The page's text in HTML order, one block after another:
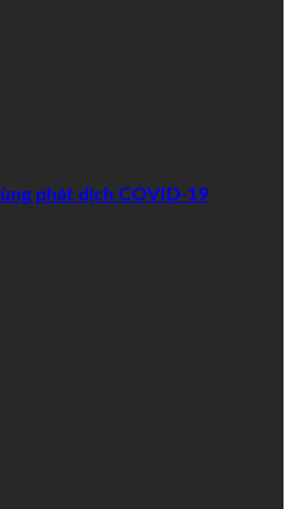
phát dịch COVID-19